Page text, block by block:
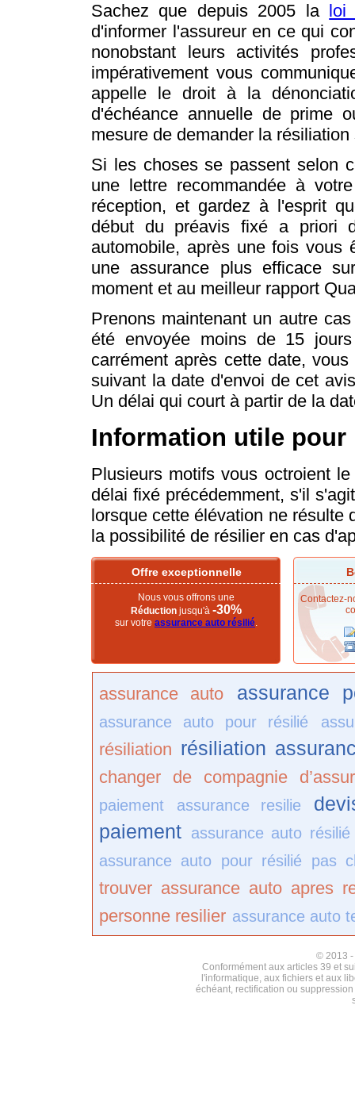
Sachez que depuis 2005 la loi
d'informer l'assureur en ce qui
nonobstant leurs activités
impérativement vous
appelle le droit à la
d'échéance annuelle de prime
mesure de demander la
Si les choses se passent selon
une lettre recommandée à
réception, et gardez à l'esprit
début du préavis fixé a priori
automobile, après une fois vous
une assurance plus efficace
moment et au meilleur rapport
Prenons maintenant un autre
été envoyée moins de 15
carrément après cette date,
suivant la date d'envoi de cet
Un délai qui court à partir de la
Information utile
Plusieurs motifs vous octroient
délai fixé précédemment, s'il
lorsque cette élévation ne résulte
la possibilité de résilier en cas
Offre exceptionnelle
Nous vous offrons une
Réduction jusqu'à -30%
sur votre assurance auto résilié.
Contactez-
assurance auto assurance
assurance auto pour résilié
résiliation résiliation
changer de compagnie
paiement assurance resilie
paiement assurance auto
assurance auto pour résilié pas
trouver assurance auto apres
personne resilier assurance auto
© 2013 -
Conformément aux articles 39 et
l'informatique, aux fichiers et aux
échéant, rectification ou